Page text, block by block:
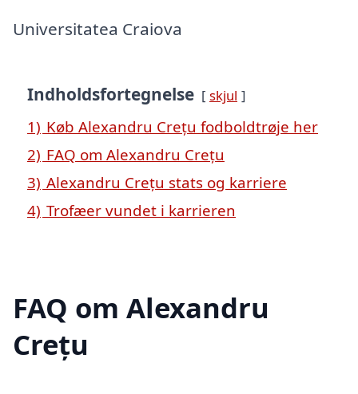
Universitatea Craiova
Indholdsfortegnelse skjul
1) Køb Alexandru Crețu fodboldtrøje her
2) FAQ om Alexandru Crețu
3) Alexandru Crețu stats og karriere
4) Trofæer vundet i karrieren
FAQ om Alexandru
Crețu